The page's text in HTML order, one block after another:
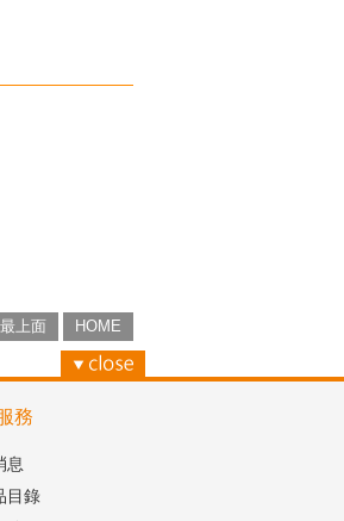
上面 HOME
務
息
目錄